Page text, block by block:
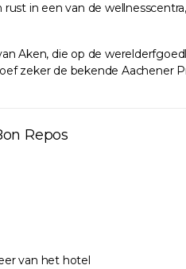
in een van de
Aken, die op de
zeker de bekende Aachener
Repos
van het hotel